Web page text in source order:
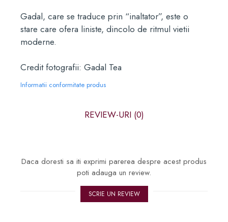
Gadal, care se traduce prin “inaltator”, este o
stare care ofera liniste, dincolo de ritmul vietii
moderne.
Credit fotografii: Gadal Tea
Informatii conformitate produs
REVIEW-URI (0)
Daca doresti sa iti exprimi parerea despre acest produs
poti adauga un review.
SCRIE UN REVIEW